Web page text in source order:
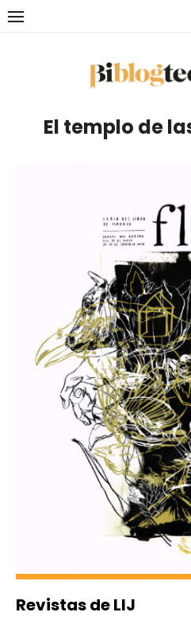
Saltar
El templo de
Revistas de LIJ